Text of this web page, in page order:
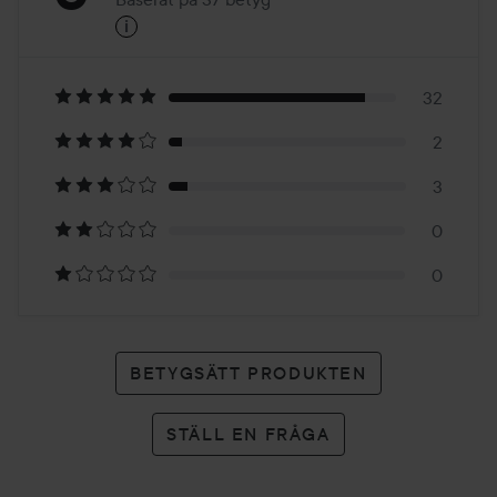
Baserat
på
37
betyg
i
32
2
3
0
0
BETYGSÄTT PRODUKTEN
STÄLL EN FRÅGA